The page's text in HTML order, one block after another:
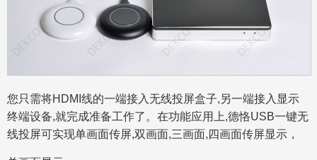
您只需将HDMI线的一端接入无线投屏盒子,另一端接入显示
终端设备,就完成准备工作了。在功能应用上,德恪USB一键无
线投屏可实现单画面传屏,双画面,三画面,四画面传屏显示，